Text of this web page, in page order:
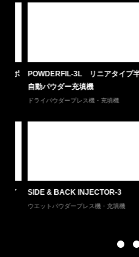
POWDERFIL-3L リニアタイプ半
自動パウダー充填機
ドライパウダープレス機・充填機
SIDE & BACK INJECTOR-3
ウエットパウダープレス機・充填機